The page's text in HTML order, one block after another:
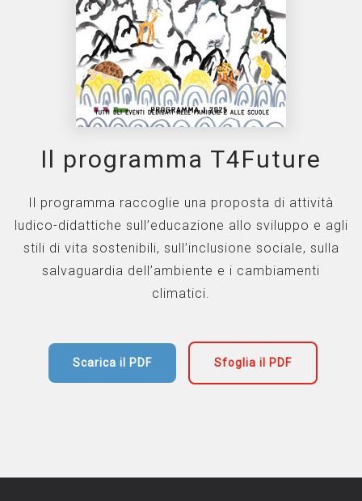
Il programma T4Future
Il programma raccoglie una proposta di attività
ludico-didattiche sull’educazione allo sviluppo e agli
stili di vita sostenibili, sull’inclusione sociale, sulla
salvaguardia dell’ambiente e i cambiamenti
climatici.
Scarica il PDF Sfoglia il PDF